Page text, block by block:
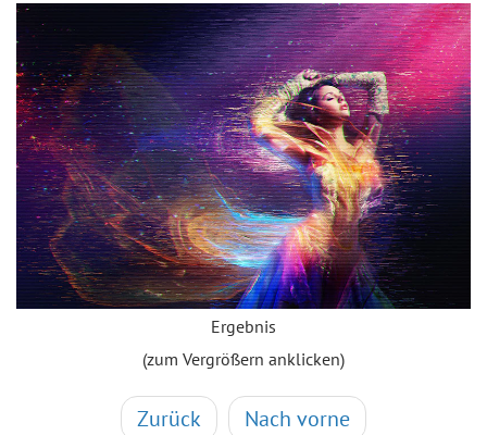
Ergebnis
(zum Vergrößern anklicken)
Zurück Nach vorne